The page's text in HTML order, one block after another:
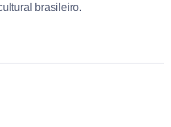
brasileiro.